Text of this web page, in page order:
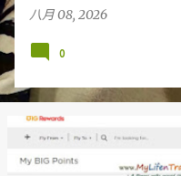
八月 08, 2026
0